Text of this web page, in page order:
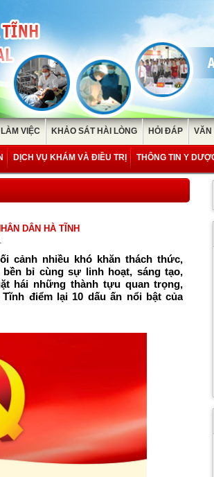
VIỆC KHẢO SÁT HÀI LÒNG HỎI ĐÁP VĂN
DỊCH VỤ KHÁM VÀ ĐIỀU TRỊ THÔNG TIN Y
DÂN HÀ TĨNH
cảnh nhiều khó khăn thách thức,
bỉ cùng sự linh hoạt, sáng tạo,
hái những thành tựu quan trọng,
điểm lại 10 dấu ấn nổi bật của